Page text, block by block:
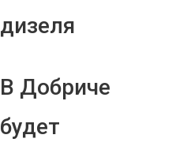
дизеля
В Добриче
будет